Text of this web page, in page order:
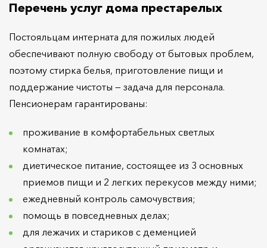
Перечень услуг дома престарелых
Постояльцам интерната для пожилых людей
обеспечивают полную свободу от бытовых проблем,
поэтому стирка белья, приготовление пищи и
поддержание чистоты — задача для персонала.
Пенсионерам гарантированы:
проживание в комфортабельных светлых
комнатах;
диетическое питание, состоящее из 3 основных
приемов пищи и 2 легких перекусов между ними;
ежедневный контроль самочувствия;
помощь в повседневных делах;
для лежачих и стариков с деменцией